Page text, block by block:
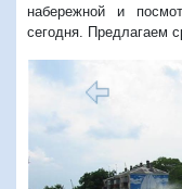
набережной и
сегодня. Предлагаем